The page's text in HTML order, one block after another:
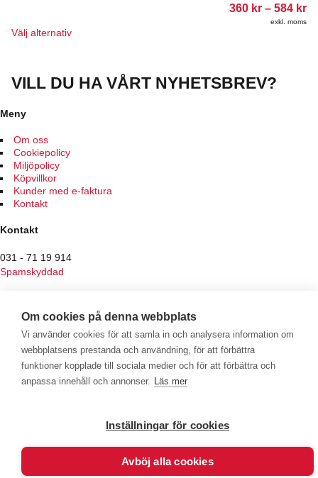
Om cookies på denna webbplats
Vi använder cookies för att samla in och analysera information om
webbplatsens prestanda och användning, för att förbättra
funktioner kopplade till sociala medier och för att förbättra och
anpassa innehåll och annonser. Läs mer
Inställningar för cookies
Avböj alla cookies
väljas
360 kr – 584 kr
exkl. moms
Välj alternativDen
flera
produktsidan
VILL DU HA VÅRT NYHETSBREV?
Meny
Om oss
Cookiepolicy
Miljöpolicy
Köpvillkor
Kunder med e-faktura
Kontakt
Kontakt
031 - 71 19 914
Spamskyddad
436 34 Sisjön
Vardagar 10:00 - 18:00
Lördag 10:00 - 15:00
Söndag Stängt
Heatknife Bauerfeind Stimulite